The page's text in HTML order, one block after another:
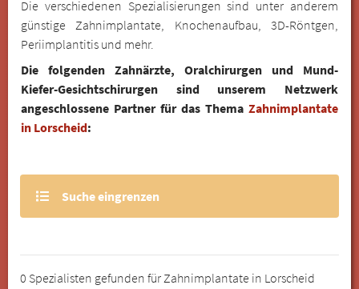
Die verschiedenen Spezialisierungen sind unter anderem
günstige Zahnimplantate, Knochenaufbau, 3D-Röntgen,
Periimplantitis und mehr.
Die folgenden Zahnärzte, Oralchirurgen und Mund-
Kiefer-Gesichtschirurgen sind unserem Netzwerk
angeschlossene Partner für das Thema Zahnimplantate
in Lorscheid:
Suche eingrenzen
0 Spezialisten gefunden für Zahnimplantate in Lorscheid